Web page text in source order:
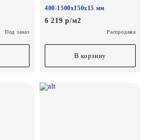
Под заказ
400-1500х150х15 мм
6 219 р/м2
Распродажа
В корзину